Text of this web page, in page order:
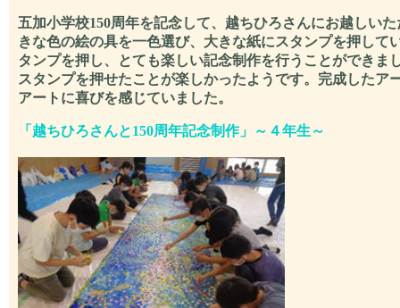
五加小学校150周年を記念して、越ちひろさんにお越しい
きな色の絵の具を一色選び、大きな紙にスタンプを押し
タンプを押し、とても楽しい記念制作を行うことができ
スタンプを押せたことが楽しかったようです。完成した
アートに喜びを感じていました。
「 越ちひろさんと150周年記念制作」～４年生～